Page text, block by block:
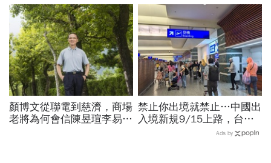
「擋疫苗」黑鍋只求1件事
金，洗錢手法曝光…慈濟回
應了
顏博文從聯電到慈濟，商場
老將為何會信陳昱瑄李易
禁止你出境就禁止…中國出
入境新規9/15上路，台灣
人小心「有去無回」？4種
Ads by